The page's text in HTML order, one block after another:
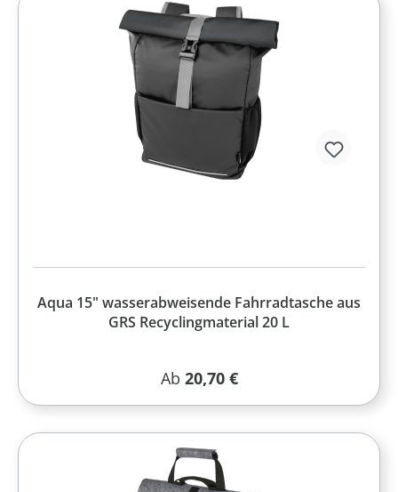
Aqua 15" wasserabweisende Fahrradtasche aus
GRS Recyclingmaterial 20 L
Regulärer Preis:
Ab 20,70 €